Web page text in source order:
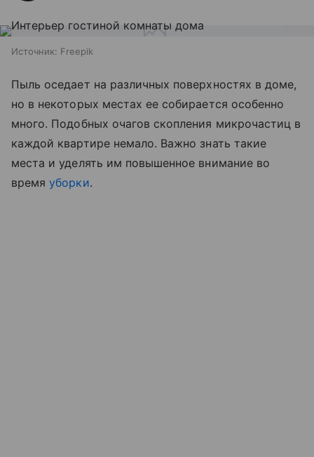
Источник: Freepik
Пыль оседает на различных поверхностях в доме,
но в некоторых местах ее собирается особенно
много. Подобных очагов скопления микрочастиц в
каждой квартире немало. Важно знать такие
места и уделять им повышенное внимание во
времяуборки.